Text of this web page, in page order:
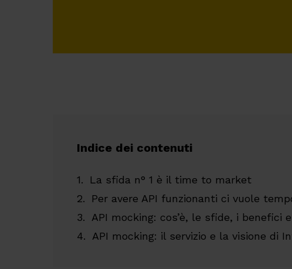
Indice dei contenuti
La sfida n° 1 è il time to market
Per avere API funzionanti ci vuole
API mocking: cos’è, le sfide, i benefici
API mocking: il servizio e la visione di